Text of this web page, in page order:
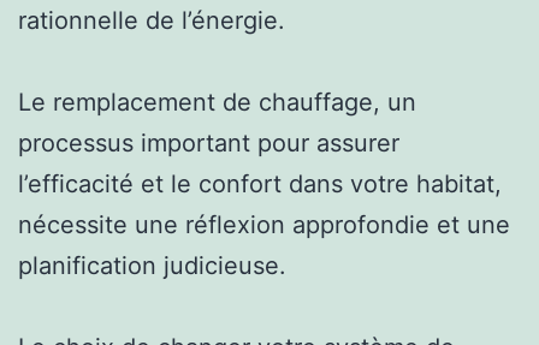
rationnelle de l’énergie.
Le remplacement de chauffage, un
processus important pour assurer
l’efficacité et le confort dans votre habitat,
nécessite une réflexion approfondie et une
planification judicieuse.